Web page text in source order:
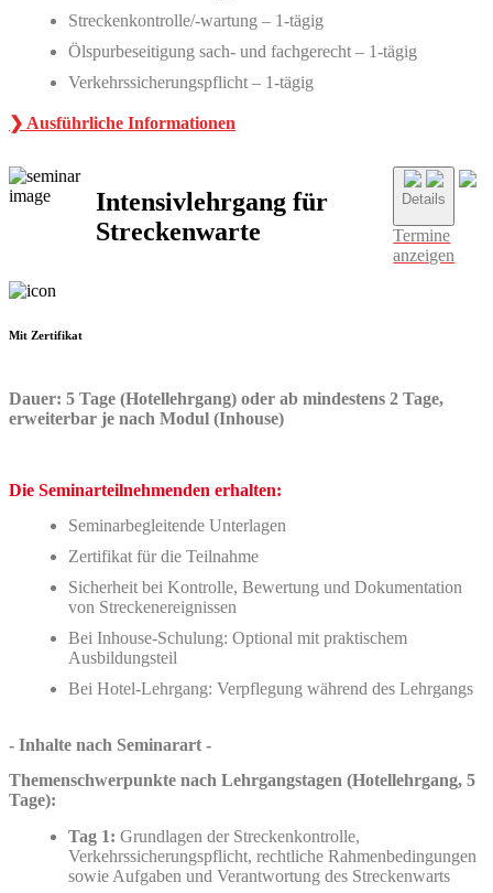
Streckenkontrolle/-wartung – 1-tägig
Ölspurbeseitigung sach- und fachgerecht – 1-tägig
Verkehrssicherungspflicht – 1-tägig
❯ Ausführliche Informationen
Intensivlehrgang für
Streckenwarte
Details
Termine
anzeigen
Mit Zertifikat
Dauer: 5 Tage (Hotellehrgang) oder ab mindestens 2 Tage,
erweiterbar je nach Modul (Inhouse)
Die Seminarteilnehmenden erhalten:
Seminarbegleitende Unterlagen
Zertifikat für die Teilnahme
Sicherheit bei Kontrolle, Bewertung und Dokumentation
von Streckenereignissen
Bei Inhouse-Schulung: Optional mit praktischem
Ausbildungsteil
Bei Hotel-Lehrgang: Verpflegung während des Lehrgangs
- Inhalte nach Seminarart -
Themenschwerpunkte nach Lehrgangstagen (Hotellehrgang, 5
Tage):
Tag 1: Grundlagen der Streckenkontrolle,
Verkehrssicherungspflicht, rechtliche Rahmenbedingungen
sowie Aufgaben und Verantwortung des Streckenwarts